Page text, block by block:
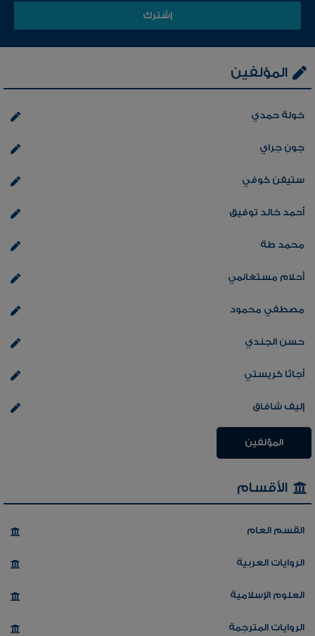
المؤلفين
خولة حمدي
جون جراي
ستيفن كوفي
أحمد خالد توفيق
محمد طة
أحلام مستغانمي
مصطفي محمود
حسن الجندي
أجاثا كريستي
إليف شافاق
المؤلفين
الأقسام
القسم العام
الروايات العربية
العلوم الإسلامية
الروايات المترجمة